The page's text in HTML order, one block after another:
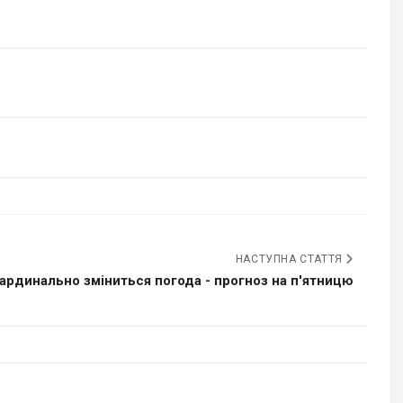
НАСТУПНА СТАТТЯ
зміниться погода - прогноз на п'ятницю